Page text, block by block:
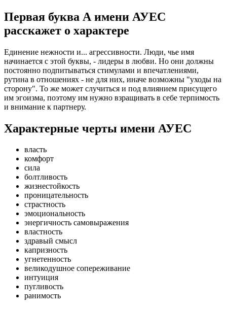
Первая буква А имени АУЕС
расскажет о характере
Единение нежности и... агрессивности. Люди, чье имя
начинается с этой буквы, - лидеры в любви. Но они должны
постоянно подпитываться стимулами и впечатлениями,
рутина в отношениях - не для них, иначе возможны "уходы на
сторону". То же может случиться и под влиянием присущего
им эгоизма, поэтому им нужно взращивать в себе терпимость
и внимание к партнеру.
Характерные черты имени АУЕС
власть
комфорт
сила
болтливость
жизнестойкость
проницательность
страстность
эмоциональность
энергичность самовыражения
властность
здравый смысл
капризность
угнетенность
великодушное сопереживание
интуиция
пугливость
ранимость